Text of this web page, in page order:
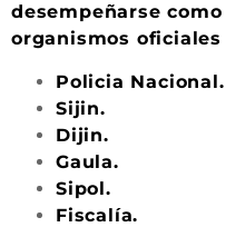
desempeñarse
organismos oficiales
Policia Nacional.
Sijin.
Dijin.
Gaula.
Sipol.
Fiscalía.